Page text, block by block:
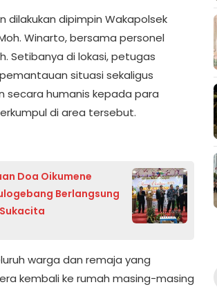
dilakukan dipimpin Wakapolsek
Winarto, bersama personel
Setibanya di lokasi, petugas
situasi sekaligus
secara humanis kepada para
di area tersebut.
Doa Oikumene
Berlangsung
warga dan remaja yang
kembali ke rumah masing-masing